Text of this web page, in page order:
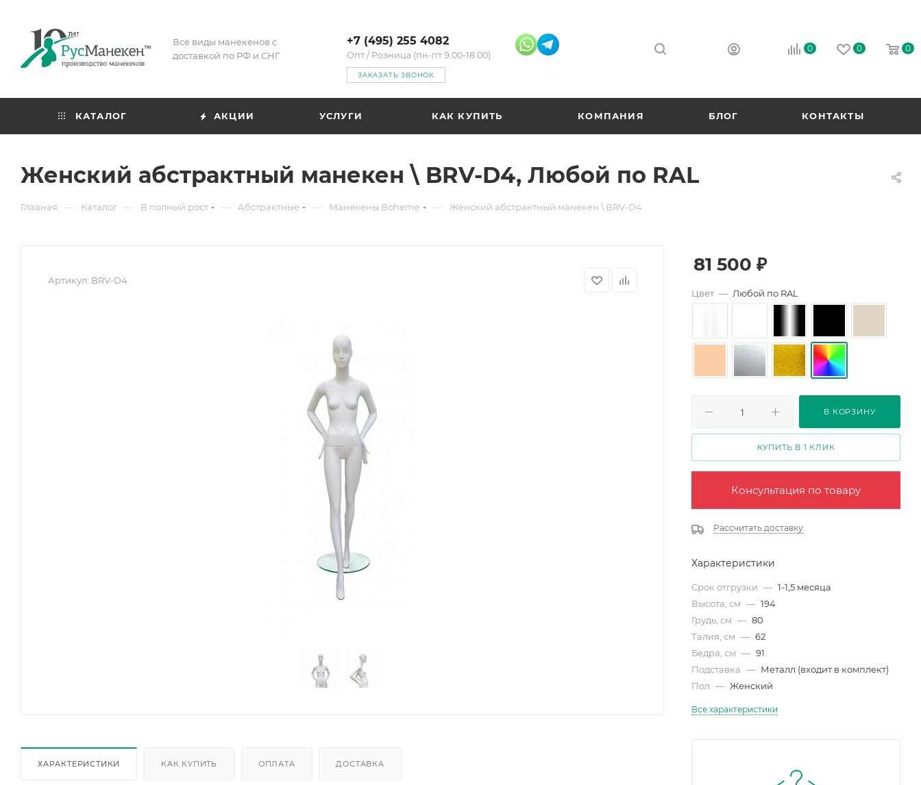
Все виды манекенов с
доставкой по РФ и СНГ
+7 (495) 255 4082
Опт / Розница (пн-пт 9.00-18.00)
ЗАКАЗАТЬ ЗВОНОК
0 0 0
КАТАЛОГ АКЦИИ УСЛУГИ КАК КУПИТЬ КОМПАНИЯ БЛОГ КОНТАКТЫ
Женский абстрактный манекен \ BRV-D4, Любой по RAL
Главная — Каталог — В полный рост — Абстрактные — Манекены Boheme — Женский абстрактный манекен \ BRV-D4
Артикул: BRV-D4
ХАРАКТЕРИСТИКИ КАК КУПИТЬ ОПЛАТА ДОСТАВКА
81 500 ₽
Цвет — Любой по RAL
В КОРЗИНУ
КУПИТЬ В 1 КЛИК
Консультация по товару
Рассчитать доставку
Характеристики
Срок отгрузки — 1-1,5 месяца
Высота, см — 194
Грудь, см — 80
Талия, см — 62
Бедра, см — 91
Подставка — Металл (входит в комплект)
Пол — Женский
Все характеристики